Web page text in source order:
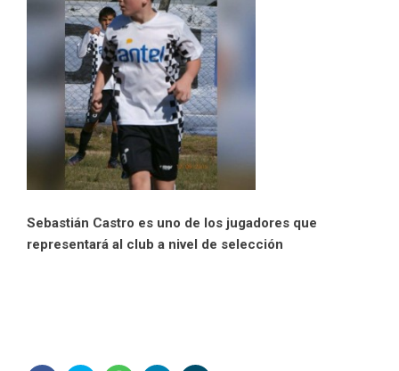
Sebastián Castro es uno de los jugadores que
representará al club a nivel de selección